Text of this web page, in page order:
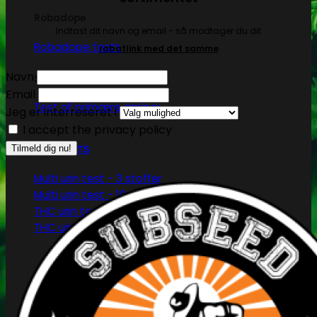
Robadope tests
Test af primære aminer
URIN TESTS
Multi urin test - 3 stoffer
Multi urin test - 10 stoffer
THC urin test - 25ng/ml
THC urin test - 50ng/ml
Indtast dit navn og email - så modtager du dit
rabatlink med det samme
Navn
Email
Jeg er interreseret i
I accept the privacy policy